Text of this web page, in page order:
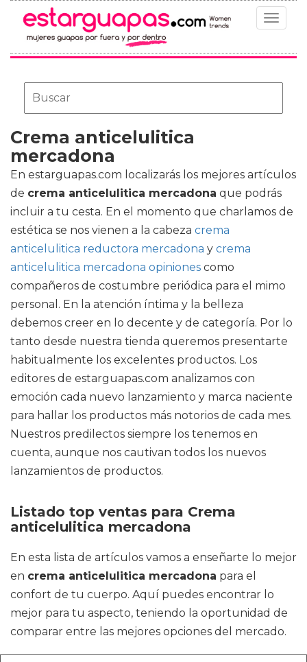
Toggle
Crema anticelulitica
mercadona
En estarguapas.com localizarás los mejores artículos
de crema anticelulitica mercadona que podrás
incluir a tu cesta. En el momento que charlamos de
estética se nos vienen a la cabeza crema
anticelulitica reductora mercadona y crema
anticelulitica mercadona opiniones como
compañeros de costumbre periódica para el mimo
personal. En la atención íntima y la belleza
debemos creer en lo decente y de categoría. Por lo
tanto desde nuestra tienda queremos presentarte
habitualmente los excelentes productos. Los
editores de estarguapas.com analizamos con
emoción cada nuevo lanzamiento y marca naciente
para hallar los productos más notorios de cada mes.
Nuestros predilectos siempre los tenemos en
cuenta, aunque nos cautivan todos los nuevos
lanzamientos de productos.
Listado top ventas para Crema
anticelulitica mercadona
En esta lista de artículos vamos a enseñarte lo mejor
en crema anticelulitica mercadona para el
confort de tu cuerpo. Aquí puedes encontrar lo
mejor para tu aspecto, teniendo la oportunidad de
comparar entre las mejores opciones del mercado.